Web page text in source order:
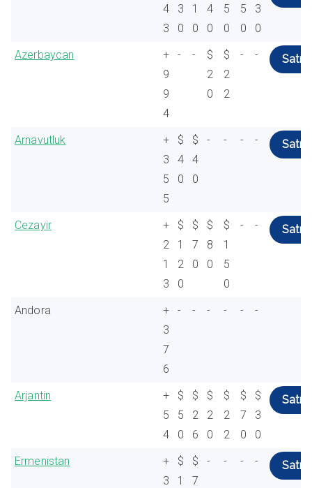
4
3
3
0
1
0
4
0
5
0
5
0
3
0
Azerbaycan
+
9
9
4
- -
$
2
0
$
2
2
- - Satın
Arnavutluk
+
3
5
5
$
4
0
$
4
0
- - - - Satın
Cezayir
+
2
1
3
$
1
2
0
$
7
0
$
8
0
$
1
5
0
- - Satın
Andora
+
3
7
6
- - - - - -
Arjantin
+
5
4
$
5
0
$
2
6
$
2
0
$
2
2
$
7
0
$
3
0
Satın
Ermenistan
+
3
$
1
$
7
- - - - Satın